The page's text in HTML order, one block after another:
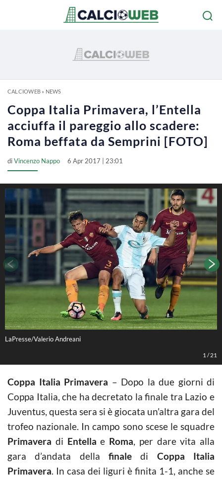
CALCIOWEB» NEWS
Coppa Italia Primavera, l’Entella
acciuffa il pareggio allo scadere:
Roma beffata da Semprini [FOTO]
diVincenzo Nappo 6 Apr 2017 | 23:01
LaPresse/Valerio Andreani
1 /21
Coppa Italia Primavera – Dopo la due giorni di
Coppa Italia, che ha decretato la finale tra Lazio e
Juventus, questa sera si è giocata un’altra gara del
trofeo nazionale. In campo sono scese le squadre
Primavera di Entella e Roma, per dare vita alla
gara d’andata della finale di Coppa Italia
Primavera. In casa dei liguri è finita 1-1, anche se